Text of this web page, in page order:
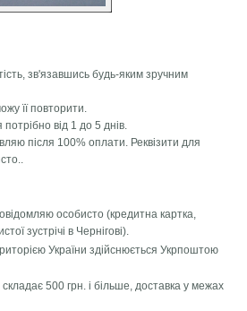
зв'язавшись будь-яким зручним
її повторити.
від 1 до 5 днів.
після 100% оплати. Реквізити для
особисто (кредитна картка,
зустрічі в Чернігові).
України здійснюється Укрпоштою
500 грн. і більше, доставка у межах